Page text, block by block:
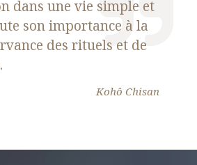
dans une vie simple et
son importance à la
des rituels et de
Kohô Chisan